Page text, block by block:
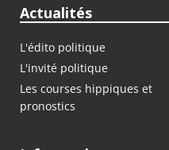
Actualités
L'édito politique
L'invité politique
Les courses hippiques et
pronostics